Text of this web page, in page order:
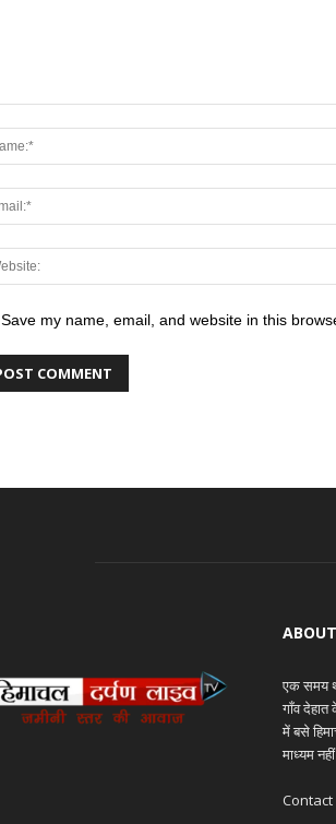
Save my name, email, and website in this
एक समय
गाँव
में बसे
माध्यम
Contact